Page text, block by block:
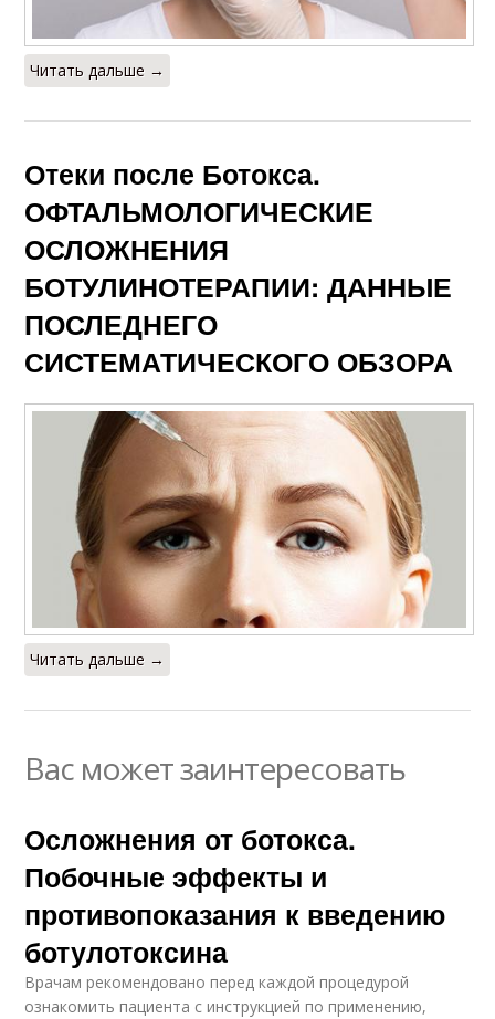
Читать дальше →
Отеки после Ботокса.
ОФТАЛЬМОЛОГИЧЕСКИЕ
ОСЛОЖНЕНИЯ
БОТУЛИНОТЕРАПИИ: ДАННЫЕ
ПОСЛЕДНЕГО
СИСТЕМАТИЧЕСКОГО ОБЗОРА
Читать дальше →
Вас может заинтересовать
Осложнения от ботокса.
Побочные эффекты и
противопоказания к введению
ботулотоксина
Врачам рекомендовано перед каждой процедурой
ознакомить пациента с инструкцией по применению,